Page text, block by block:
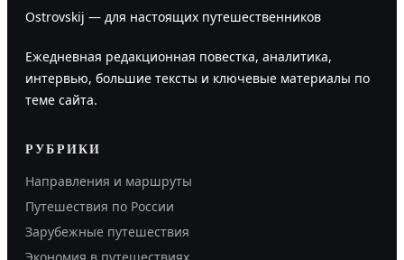
Ostrovskij — для настоящих путешественников
Ежедневная редакционная повестка, аналитика,
интервью, большие тексты и ключевые материалы по
теме сайта.
РУБРИКИ
Направления и маршруты
Путешествия по России
Зарубежные путешествия